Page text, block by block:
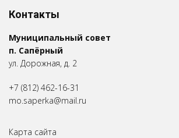
Контакты
Муниципальный совет
п. Сапёрный
ул. Дорожная, д. 2
+7 (812) 462-16-31
mo.saperka@mail.ru
Карта сайта